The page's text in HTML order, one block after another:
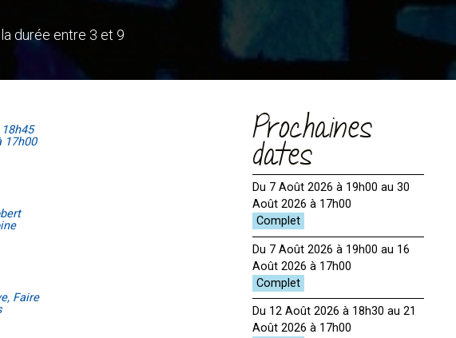
durée entre 3 et 9
17h00
Faire
Prochaines
dates
Du 7 Août 2026 à 19h00 au 30
Août 2026 à 17h00
Du 7 Août 2026 à 19h00 au 16
Août 2026 à 17h00
Du 12 Août 2026 à 18h30 au 21
Août 2026 à 17h00